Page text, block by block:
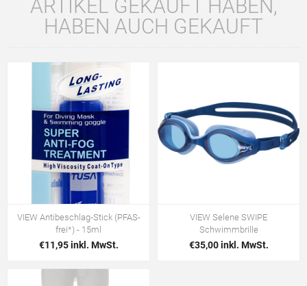
ARTIKEL GEKAUFT HABEN,
HABEN AUCH GEKAUFT
VIEW Antibeschlag-Stick (PFAS-
frei*) - 15ml
€11,95 inkl. MwSt.
VIEW Selene SWIPE
Schwimmbrille
€35,00 inkl. MwSt.